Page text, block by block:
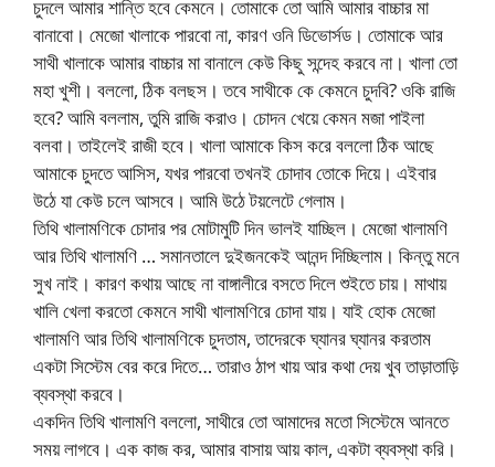
চুদলে আমার শান্তি হবে কেমনে। তোমাকে তো আমি আমার বাচ্চার মা
বানাবো। মেজো খালাকে পারবো না, কারণ ওনি ডিভোর্সড। তোমাকে আর
সাথী খালাকে আমার বাচ্চার মা বানালে কেউ কিছু সন্দেহ করবে না। খালা তো
মহা খুশী। বললো, ঠিক বলছস। তবে সাথীকে কে কেমনে চুদবি? ওকি রাজি
হবে? আমি বললাম, তুমি রাজি করাও। চোদন খেয়ে কেমন মজা পাইলা
বলবা। তাইলেই রাজী হবে। খালা আমাকে কিস করে বললো ঠিক আছে
আমাকে চুদতে আসিস, যখর পারবো তখনই চোদাব তোকে দিয়ে। এইবার
উঠে যা কেউ চলে আসবে। আমি উঠে টয়লেটে গেলাম।
তিথি খালামণিকে চোদার পর মোটামুটি দিন ভালই যাচ্ছিল। মেজো খালামণি
আর তিথি খালামণি … সমানতালে দুইজনকেই আনন্দ দিচ্ছিলাম। কিন্তু মনে
সুখ নাই। কারণ কথায় আছে না বাঙ্গালীরে বসতে দিলে শুইতে চায়। মাথায়
খালি খেলা করতো কেমনে সাথী খালামণিরে চোদা যায়। যাই হোক মেজো
খালামণি আর তিথি খালামণিকে চুদতাম, তাদেরকে ঘ্যানর ঘ্যানর করতাম
একটা সিস্টেম বের করে দিতে… তারাও ঠাপ খায় আর কথা দেয় খুব তাড়াতাড়ি
ব্যবস্থা করবে।
একদিন তিথি খালামণি বললো, সাথীরে তো আমাদের মতো সিস্টেমে আনতে
সময় লাগবে। এক কাজ কর, আমার বাসায় আয় কাল, একটা ব্যবস্থা করি।